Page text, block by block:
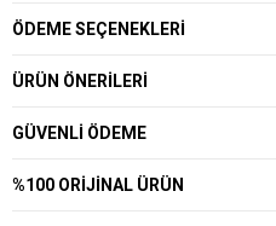
ÖDEME SEÇENEKLERI
ÜRÜN ÖNERILERI
GÜVENLI ÖDEME
%100 ORIJINAL ÜRÜN